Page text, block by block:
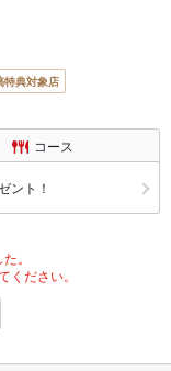
特典対象店
コース
ント！
。
ださい。